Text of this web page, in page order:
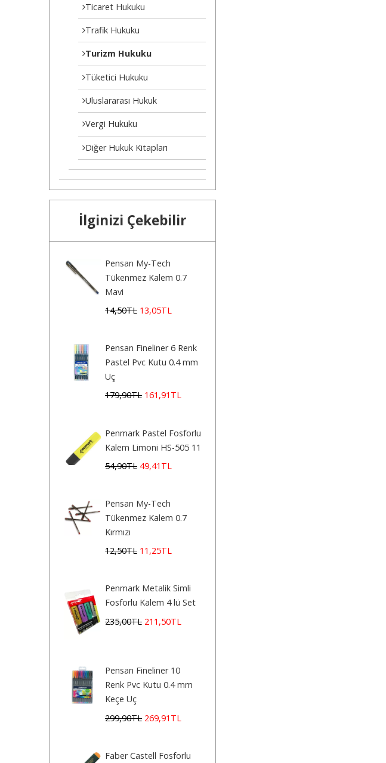
Ticaret Hukuku
Trafik Hukuku
Turizm Hukuku
Tüketici Hukuku
Uluslararası Hukuk
Vergi Hukuku
Diğer Hukuk Kitapları
İlginizi Çekebilir
Pensan My-Tech
Tükenmez Kalem 0.7
Mavi
14,50TL 13,05TL
Pensan Fineliner 6 Renk
Pastel Pvc Kutu 0.4 mm
Uç
179,90TL 161 ,91 TL
Penmark Pastel Fosforlu
Kalem Limoni HS-505 11
54,90TL 49,41 TL
Pensan My-Tech
Tükenmez Kalem 0.7
Kırmızı
12,50TL 11 ,25TL
Penmark Metalik Simli
Fosforlu Kalem 4 lü Set
235,00TL 211 ,50TL
Pensan Fineliner 10
Renk Pvc Kutu 0.4 mm
Keçe Uç
299,90TL 269,91 TL
Faber Castell Fosforlu